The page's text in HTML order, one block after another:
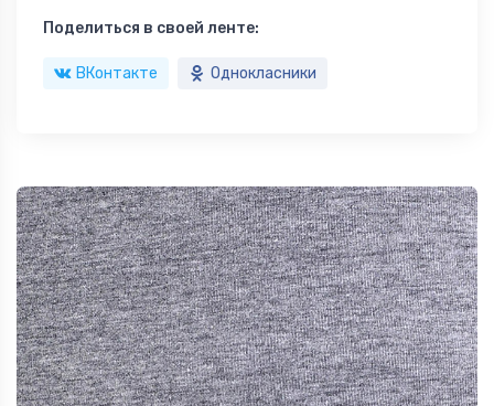
Поделиться в своей ленте:
ВКонтакте Однокласники